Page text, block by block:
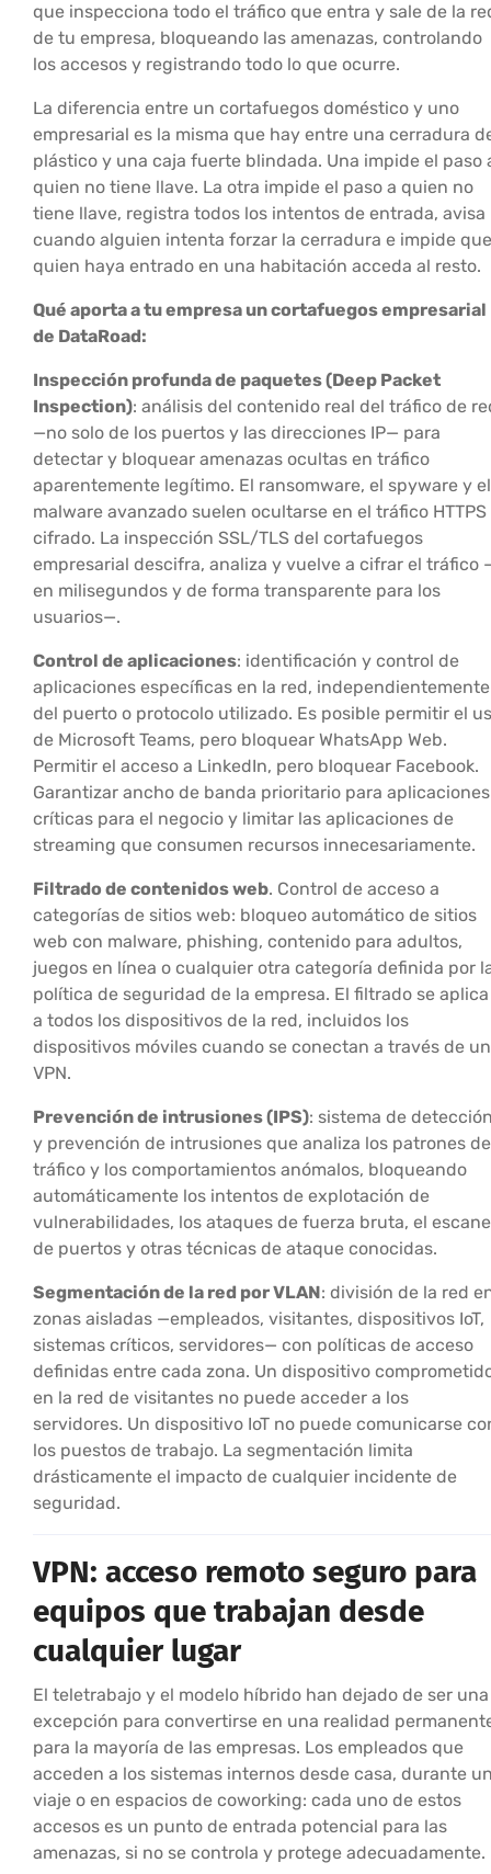
que inspecciona todo el tráfico que entra y sale de la
de tu empresa, bloqueando las amenazas, controlando
los accesos y registrando todo lo que ocurre.
La diferencia entre un cortafuegos doméstico y uno
empresarial es la misma que hay entre una cerradura
plástico y una caja fuerte blindada. Una impide el paso
quien no tiene llave. La otra impide el paso a quien no
tiene llave, registra todos los intentos de entrada, avisa
cuando alguien intenta forzar la cerradura e impide que
quien haya entrado en una habitación acceda al resto.
Qué aporta a tu empresa un cortafuegos empresarial
de DataRoad:
Inspección profunda de paquetes (Deep Packet
Inspection): análisis del contenido real del tráfico de
—no solo de los puertos y las direcciones IP— para
detectar y bloquear amenazas ocultas en tráfico
aparentemente legítimo. El ransomware, el spyware y el
malware avanzado suelen ocultarse en el tráfico HTTPS
cifrado. La inspección SSL/TLS del cortafuegos
empresarial descifra, analiza y vuelve a cifrar el tráfico
en milisegundos y de forma transparente para los
usuarios—.
Control de aplicaciones: identificación y control de
aplicaciones específicas en la red, independientemente
del puerto o protocolo utilizado. Es posible permitir el
de Microsoft Teams, pero bloquear WhatsApp Web.
Permitir el acceso a LinkedIn, pero bloquear Facebook.
Garantizar ancho de banda prioritario para aplicaciones
críticas para el negocio y limitar las aplicaciones de
streaming que consumen recursos innecesariamente.
Filtrado de contenidos web. Control de acceso a
categorías de sitios web: bloqueo automático de sitios
web con malware, phishing, contenido para adultos,
juegos en línea o cualquier otra categoría definida por
política de seguridad de la empresa. El filtrado se aplica
a todos los dispositivos de la red, incluidos los
dispositivos móviles cuando se conectan a través de
VPN.
Prevención de intrusiones (IPS): sistema de
y prevención de intrusiones que analiza los patrones de
tráfico y los comportamientos anómalos, bloqueando
automáticamente los intentos de explotación de
vulnerabilidades, los ataques de fuerza bruta, el
de puertos y otras técnicas de ataque conocidas.
Segmentación de la red por VLAN: división de la red
zonas aisladas —empleados, visitantes, dispositivos IoT,
sistemas críticos, servidores— con políticas de acceso
definidas entre cada zona. Un dispositivo
en la red de visitantes no puede acceder a los
servidores. Un dispositivo IoT no puede comunicarse
los puestos de trabajo. La segmentación limita
drásticamente el impacto de cualquier incidente de
seguridad.
VPN: acceso remoto seguro para
equipos que trabajan desde
cualquier lugar
El teletrabajo y el modelo híbrido han dejado de ser una
excepción para convertirse en una realidad
para la mayoría de las empresas. Los empleados que
acceden a los sistemas internos desde casa, durante
viaje o en espacios de coworking: cada uno de estos
accesos es un punto de entrada potencial para las
amenazas, si no se controla y protege adecuadamente.